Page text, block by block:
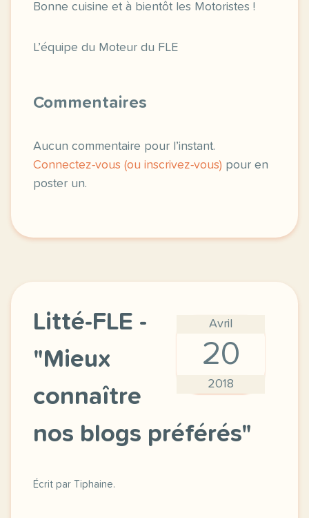
Bonne cuisine et à bientôt les Motoristes !
L’équipe du Moteur du FLE
Commentaires
Aucun commentaire pour l’instant.
Connectez-vous (ou inscrivez-vous) pour en
poster un.
Avril
20
2018
Litté-FLE -
"Mieux
connaître
nos blogs préférés"
Écrit par Tiphaine.